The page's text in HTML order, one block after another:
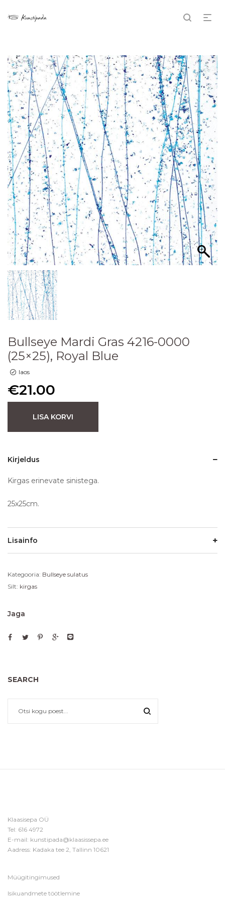
Bullseye Mardi Gras 4216-0000
(25×25), Royal Blue
laos
€21.00
LISA KORVI
Kirjeldus
Kirgas erinevate sinistega.
25x25cm.
Lisainfo
Kategooria: Bullseye sulatus
Silt: kirgas
Jaga
SEARCH
Klaasisepa OÜ
Tel: 616 4972
E-mail: kunstipada@klaasissepa.ee
Aadress: Kadaka tee 2, Tallinn 10621
Müügitingimused
Isikuandmete töötlemine